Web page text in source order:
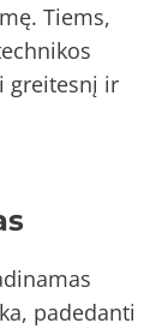
Tiems,
greitesnį ir
padedanti